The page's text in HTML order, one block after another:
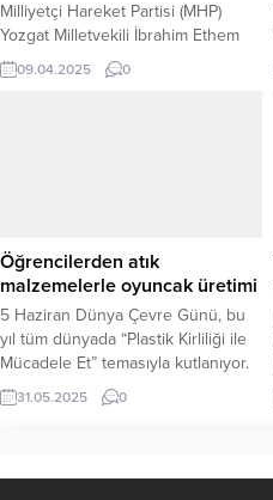
Milliyetçi Hareket Partisi (MHP)
Yozgat Milletvekili İbrahim Ethem
Sedef, MHP Genel Başkanı Devlet
Bahçeli’yi makamında ziyaret
muhabbetleri de iletildi. Ziyaret
sırasında MHP Genel Başkanı
Devlet Bahçeli, Yozgat halkına olan
sevgisini bir...
09.04.2025 0
Öğrencilerden atık
malzemelerle oyuncak üretimi
5 Haziran Dünya Çevre Günü, bu
yıl tüm dünyada “Plastik Kirliliği ile
Mücadele Et” temasıyla kutlanıyor.
Yozgat’ta da çevre bilincini artırmak,
geri dönüşüm konusunda
alışkanlığı kazandırmak amacıyla
31.05.2025 0